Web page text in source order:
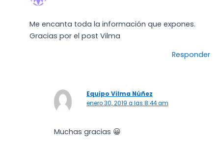
Me encanta toda la información que expones.
Gracias por el post Vilma
Responder
Equipo Vilma Núñez
enero 30, 2019 a las 8:44 am
Muchas gracias 😀